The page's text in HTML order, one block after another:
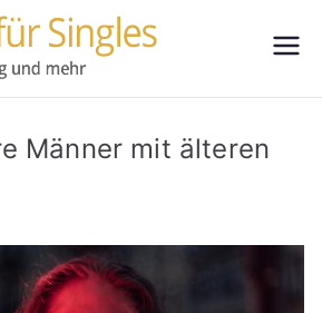
für
s
Männer mit älteren